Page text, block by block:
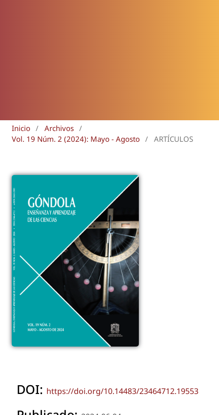
Inicio / Archivos /
Vol. 19 Núm. 2 (2024): Mayo - Agosto / ARTÍCULOS
DOI: https://doi.org/10.14483/23464712.19553